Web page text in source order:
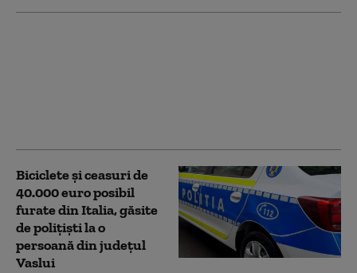
Biciclete şi ceasuri de
40.000 euro posibil
furate din Italia, găsite
de polițiști la o
persoană din județul
Vaslui